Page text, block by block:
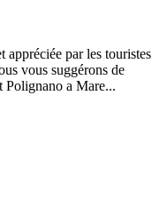
par les touristes
vous suggérons de
Polignano a Mare...